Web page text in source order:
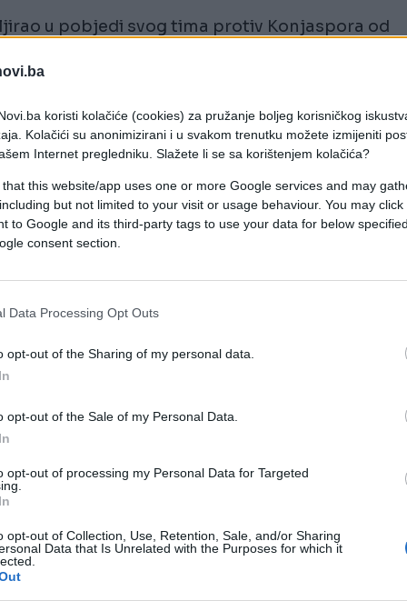
koristi kolačiće (cookies) za pružanje boljeg korisničkog
Kolačići su anonimizirani i u svakom trenutku možete izmijeniti
Internet pregledniku. Slažete li se sa korištenjem kolačića?
that this website/app uses one or more Google services and may
but not limited to your visit or usage behaviour. You may
to Google and its third-party tags to use your data for below
consent section.
Data Processing Opt Outs
opt-out of the Sharing of my personal data.
opt-out of the Sale of my Personal Data.
opt-out of processing my Personal Data for Targeted
opt-out of Collection, Use, Retention, Sale, and/or Sharing
Data that Is Unrelated with the Purposes for which it
u pobjedi svog tima protiv Konjaspora od
samo 29 minuta (11. - 40.) postigao je tri
je stanovnik Istanbula, nakon onog protiv
poluvremena, ali bilo je het-trikova koje sam
nakon utakmice.
gelme konusunda bir
harika taraftarı olan bir
kulüp.”
qe8mtEq2fz
January 10, 2024
11 het-trikova, a najviše za Volfsburg i Romu,
učvrstio na čelu liste strijelaca sa 16 golova,